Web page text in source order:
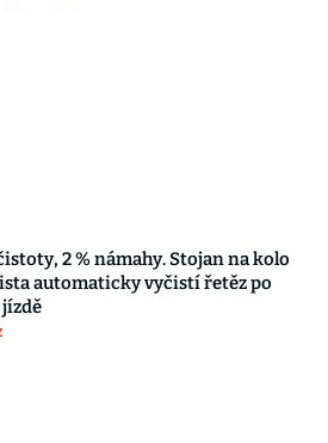
2 % námahy. Stojan na kolo
automaticky vyčistí řetěz po